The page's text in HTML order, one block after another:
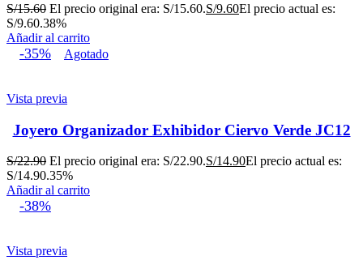
S/15.60 El precio original era: S/15.60.S/9.60El precio actual es:
S/9.60.38%
Añadir al carrito
-35% Agotado
Vista previa
Joyero Organizador Exhibidor Ciervo Verde JC12
S/22.90 El precio original era: S/22.90.S/14.90El precio actual es:
S/14.90.35%
Añadir al carrito
-38%
Vista previa